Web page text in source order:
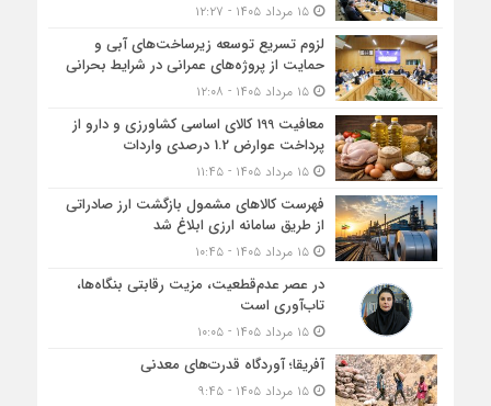
۱۵ مرداد ۱۴۰۵ - ۱۲:۲۷
لزوم تسریع توسعه زیرساخت‌های آبی و
حمایت از پروژه‌های عمرانی در شرایط بحرانی
۱۵ مرداد ۱۴۰۵ - ۱۲:۰۸
معافیت 199 کالای اساسی کشاورزی و دارو از
پرداخت عوارض 1.2 درصدی واردات
۱۵ مرداد ۱۴۰۵ - ۱۱:۴۵
فهرست کالاهای مشمول بازگشت ارز صادراتی
از طریق سامانه ارزی ابلاغ شد
۱۵ مرداد ۱۴۰۵ - ۱۰:۴۵
در عصر عدم‌قطعیت، مزیت رقابتی بنگاه‌ها،
تاب‌آوری است
۱۵ مرداد ۱۴۰۵ - ۱۰:۰۵
آفریقا؛ آوردگاه قدرت‌های معدنی
۱۵ مرداد ۱۴۰۵ - ۹:۴۵